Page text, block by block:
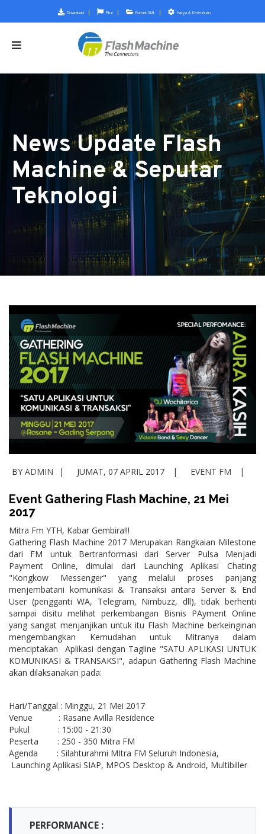
Download Fitur Format XML Harga & Ketentuan
News Update Flash
Machine & Seputar
Teknologi
BY ADMIN JUMAT, 07 APRIL 2017 EVENT FM
Event Gathering Flash Machine, 21 Mei
2017
Mitra Fm YTH, Kabar Gembira!!!
Gathering Flash Machine 2017 Merupakan Rangkaian Milestone
dari FM untuk Bertranformasi dari Server Pulsa Menjadi
Payment Online, dimulai dari Launching Aplikasi Chating
"Kongkow Messenger" yang melalui proses panjang
menjembatani komunikasi & Transaksi antara Server & End
User (pengganti WA, Telegram, Nimbuzz, dll), tidak berhenti
sampai disitu melihat perkembangan Bisnis PAyment Online
yang sangat menjanjikan untuk itu Flash Machine berkeinginan
mengembangkan Kemudahan untuk Mitranya dalam
menciptakan Aplikasi dengan Tagline "SATU APLIKASI UNTUK
KOMUNIKASI & TRANSAKSI", adapun Gathering Flash Machine
akan dilaksanakan pada:
Hari/Tanggal : Minggu, 21 Mei 2017
Venue
: Rasane Avilla Residence
Pukul
: 15:00 - 21:30
Peserta
: 250 - 350 Mitra FM
Agenda
: Silahturahmi MItra FM Seluruh Indonesia,
Launching Aplikasi SIAP, MPOS Desktop & Android, Multibiller
PERFORMANCE :